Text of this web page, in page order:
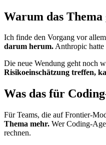
Warum das
Ich finde den Vorgang vor
darum herum.Anthropic hatte
Die neue Wendung geht noch
Risikoeinschätzung treffen,
Was das für
Für Teams, die auf Frontier-
Thema mehr. Wer Coding-
rechnen.